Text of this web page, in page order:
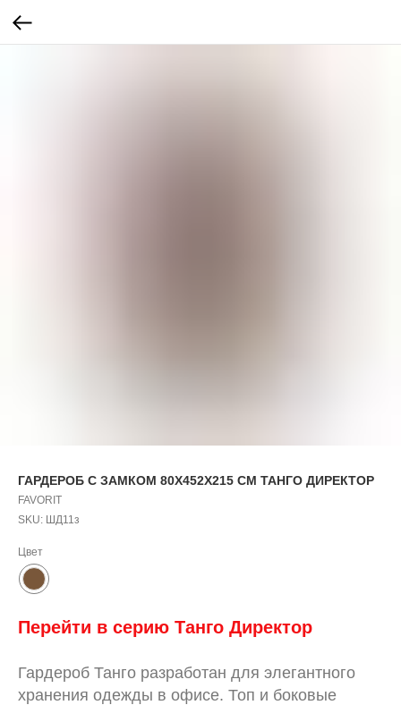
ГАРДЕРОБ С ЗАМКОМ 80X452X215 СМ ТАНГО ДИРЕКТОР
FAVORIT
SKU: ШД11з
Цвет
Перейти в серию Танго Директор
Гардероб Танго разработан для элегантного
хранения одежды в офисе. Топ и боковые